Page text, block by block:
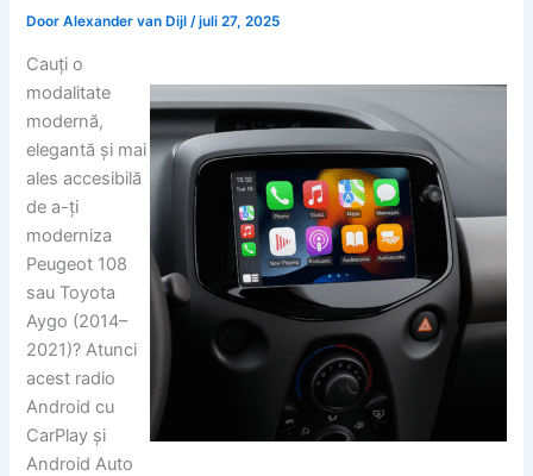
DoorAlexander van Dijl/juli 27, 2025
Cauți o
modalitate
modernă,
elegantă și mai
ales accesibilă
de a-ți
moderniza
Peugeot 108
sau Toyota
Aygo (2014–
2021)? Atunci
acest radio
Android cu
CarPlay și
Android Auto